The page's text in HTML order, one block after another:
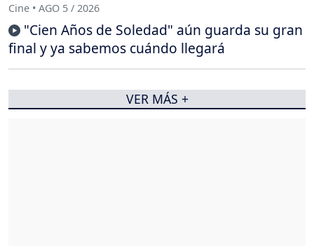
Cine • AGO 5 / 2026
"Cien Años de Soledad" aún guarda su gran
final y ya sabemos cuándo llegará
VER MÁS +